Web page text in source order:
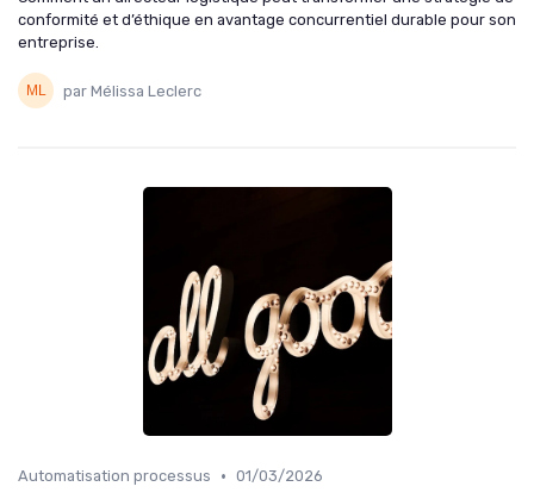
conformité et d’éthique en avantage concurrentiel durable pour son
entreprise.
par Mélissa Leclerc
Automatisation processus • 01/03/2026